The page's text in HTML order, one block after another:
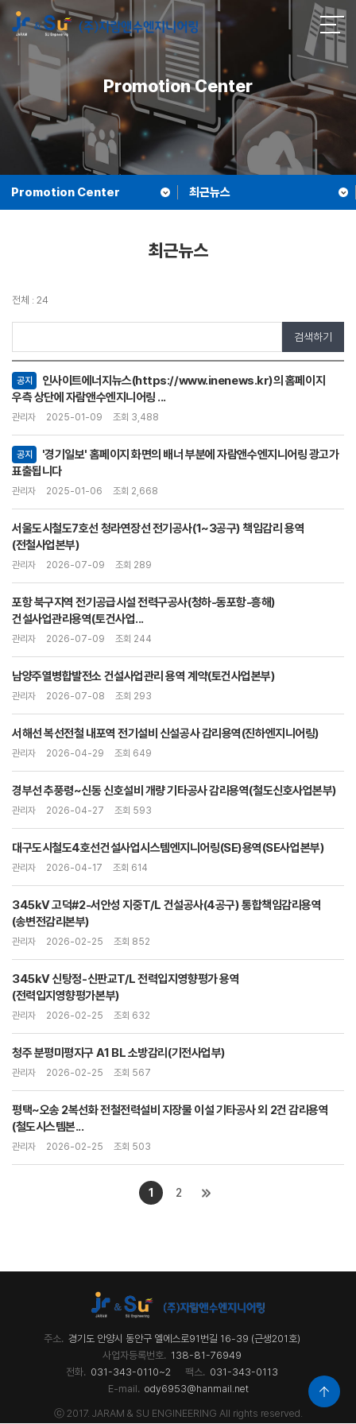
Promotion Center
Promotion Center 최근뉴스
최근뉴스
전체 : 24
검색하기
공지
인사이트에너지뉴스(https://www.inenews.kr)의 홈페이지
우측 상단에 자람앤수엔지니어링 ...
관리자 2025-01-09 조회 3,488
공지
'경기일보' 홈페이지 화면의 배너 부분에 자람앤수엔지니어링 광고가
표출됩니다
관리자 2025-01-06 조회 2,668
서울도시철도7호선 청라연장선 전기공사(1~3공구) 책임감리 용역
(전철사업본부)
관리자 2026-07-09 조회 289
포항 북구지역 전기공급시설 전력구공사(청하-동포항-흥해)
건설사업관리용역(토건사업...
관리자 2026-07-09 조회 244
남양주열병합발전소 건설사업관리 용역 계약(토건사업본부)
관리자 2026-07-08 조회 293
서해선 복선전철 내포역 전기설비 신설공사 감리용역(진하엔지니어링)
관리자 2026-04-29 조회 649
경부선 추풍령~신동 신호설비 개량 기타공사 감리용역(철도신호사업본부)
관리자 2026-04-27 조회 593
대구도시철도4호선건설사업시스템엔지니어링(SE)용역(SE사업본부)
관리자 2026-04-17 조회 614
345kV 고덕#2-서안성 지중T/L 건설공사(4공구) 통합책임감리용역
(송변전감리본부)
관리자 2026-02-25 조회 852
345kV 신탕정-신판교T/L 전력입지영향평가 용역
(전력입지영향평가본부)
관리자 2026-02-25 조회 632
청주 분평미평지구 A1 BL 소방감리(기전사업부)
관리자 2026-02-25 조회 567
평택~오송 2복선화 전철전력설비 지장물 이설 기타공사 외 2건 감리용역
(철도시스템본...
관리자 2026-02-25 조회 503
1 2
주소. 경기도 안양시 동안구 엘에스로91번길 16-39 (근생201호)
사업자등록번호. 138-81-76949
전화. 031-343-0110~2 팩스. 031-343-0113
E-mail. ody6953@hanmail.net
ⓒ 2017. JARAM & SU ENGINEERING All rights reserved.